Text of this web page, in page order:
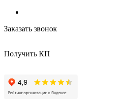
Заказать звонок
Получить КП